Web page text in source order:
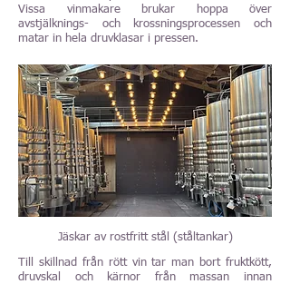
Vissa vinmakare brukar hoppa över
avstjälknings- och krossningsprocessen och
matar in hela druvklasar i pressen.
Jäskar av rostfritt stål (ståltankar)
Till skillnad från rött vin tar man bort fruktkött,
druvskal och kärnor från massan innan